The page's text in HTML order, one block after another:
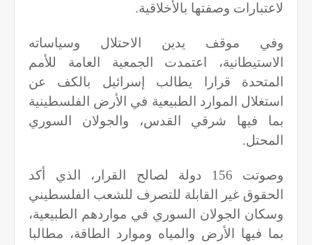
لاعتبارات وصفتها بالأخلاقية.
وفي موقف يدين الاحتلال وسياساته
الاستيطانية، اعتمدت الجمعية العامة للأمم
المتحدة قرارا يطالب إسرائيل بالكف عن
استغلال الموارد الطبيعية في الأرض الفلسطينية
بما فيها شرقي القدس، والجولان السوري
المحتل.
وصوتت 156 دولة لصالح القرار، الذي أكد
الحقوق غير القابلة للتصرف للشعب الفلسطيني
وسكان الجولان السوري في مواردهم الطبيعية،
بما فيها الأرض والمياه وموارد الطاقة، مطالبا